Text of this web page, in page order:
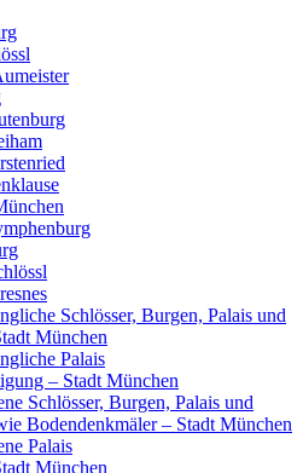
Schlösser, Burgen, Palais und
München
Palais
– Stadt München
Schlösser, Burgen, Palais und
Bodendenkmäler – Stadt München
Palais
München